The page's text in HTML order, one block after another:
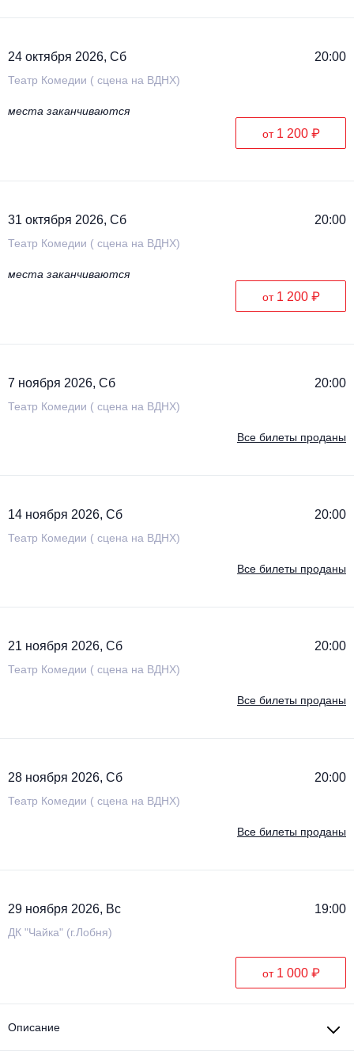
24 октября 2026, Сб 20:00
Театр Комедии ( сцена на ВДНХ)
места заканчиваются
от 1 200 ₽
31 октября 2026, Сб 20:00
Театр Комедии ( сцена на ВДНХ)
места заканчиваются
от 1 200 ₽
7 ноября 2026, Сб 20:00
Театр Комедии ( сцена на ВДНХ)
Все билеты проданы
14 ноября 2026, Сб 20:00
Театр Комедии ( сцена на ВДНХ)
Все билеты проданы
21 ноября 2026, Сб 20:00
Театр Комедии ( сцена на ВДНХ)
Все билеты проданы
28 ноября 2026, Сб 20:00
Театр Комедии ( сцена на ВДНХ)
Все билеты проданы
29 ноября 2026, Вс 19:00
ДК "Чайка" (г.Лобня)
от 1 000 ₽
Описание